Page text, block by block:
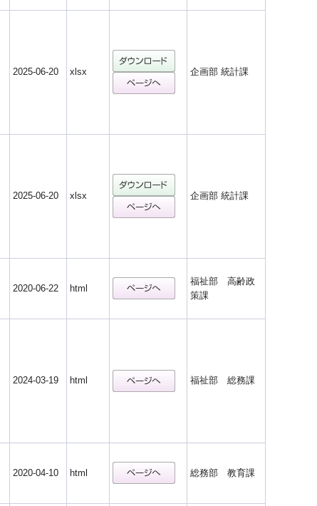
2025-06-20 xlsx 企画部 統計課
2025-06-20 xlsx 企画部 統計課
2020-06-22 html
福祉部 高齢政
策課
2024-03-19 html 福祉部 総務課
2020-04-10 html 総務部 教育課